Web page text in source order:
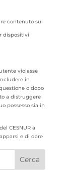
contenuto sui
dispositivi
violasse
in
o dopo
a distruggere
possesso sia in
CESNUR a
e di dare